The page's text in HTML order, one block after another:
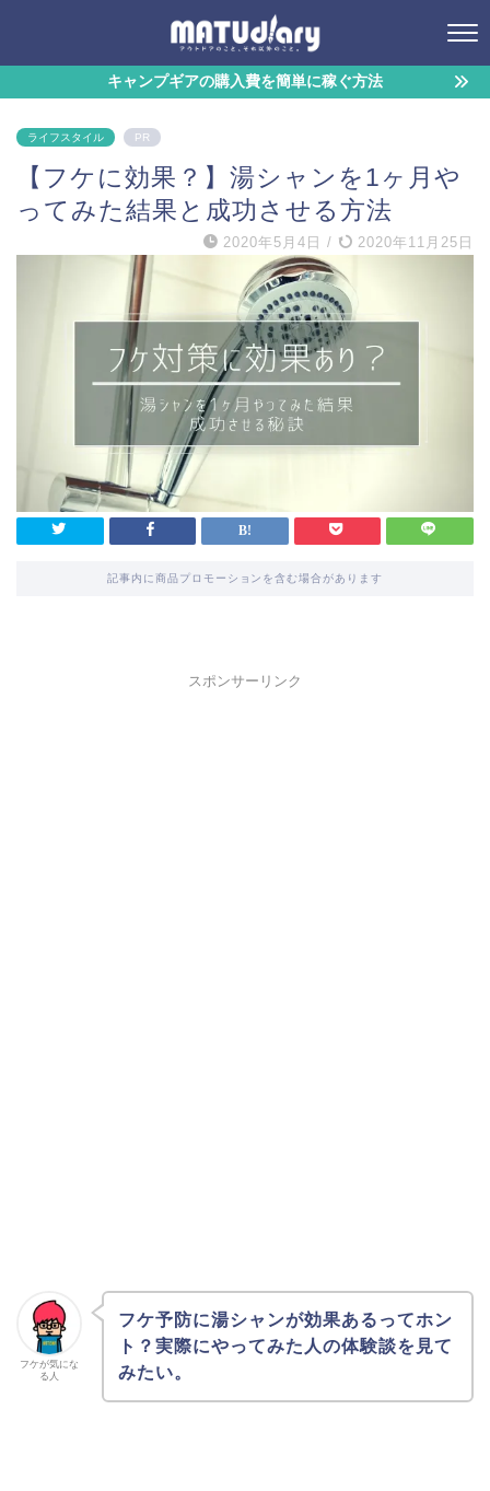
キャンプギアの購入費を簡単に稼ぐ方法
ライフスタイル PR
【フケに効果？】湯シャンを1ヶ月や
ってみた結果と成功させる方法
2020年5月4日 / 2020年11月25日
記事内に商品プロモーションを含む場合があります
スポンサーリンク
フケが気にな
る人
フケ予防に湯シャンが効果あるってホン
ト？実際にやってみた人の体験談を見て
みたい。